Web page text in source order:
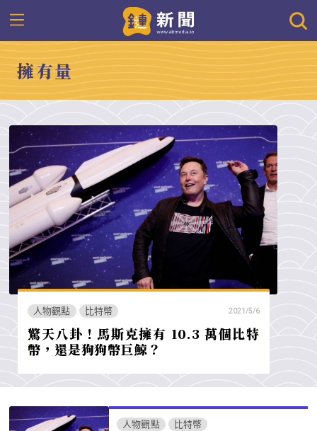
擁有量
人物觀點 比特幣 2021/5/6
驚天八卦！馬斯克擁有 10.3 萬個比特
幣，還是狗狗幣巨鯨？
人物觀點 比特幣